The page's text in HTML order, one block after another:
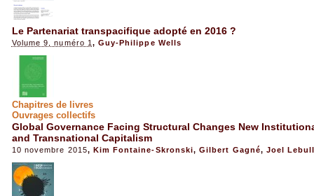
Le Partenariat transpacifique adopté en 2016 ?
Volume 9, numéro 1 , Guy-Philippe Wells
Chapitres de livres
Ouvrages collectifs
Global Governance Facing Structural Changes New
and Transnational Capitalism
10 novembre 2015, Kim Fontaine-Skronski,Gilbert Gagné, Joel